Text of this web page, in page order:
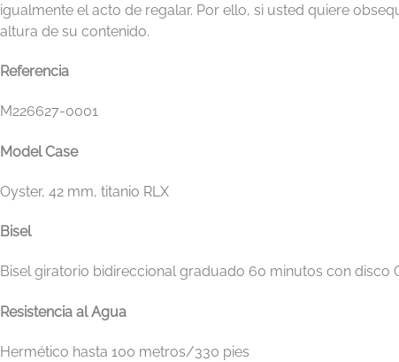
igualmente el acto de regalar. Por ello, si usted quiere
altura de su contenido.
Referencia
M226627-0001
Model Case
Oyster, 42 mm, titanio RLX
Bisel
Bisel giratorio bidireccional graduado 60 minutos con
Resistencia al Agua
Hermético hasta 100 metros/330 pies